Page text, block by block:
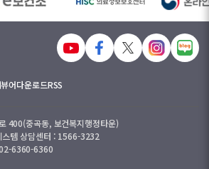
뷰어다운로드RSS
400(중곡동, 보건복지행정타운)
템 상담센터 : 1566-3232
6360-6360